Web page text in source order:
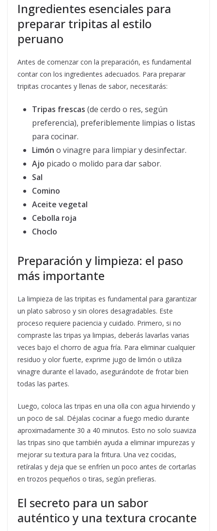
Ingredientes esenciales para
preparar tripitas al estilo
peruano
Antes de comenzar con la preparación, es fundamental
contar con los ingredientes adecuados. Para preparar
tripitas crocantes y llenas de sabor, necesitarás:
Tripas frescas (de cerdo o res, según
preferencia), preferiblemente limpias o listas
para cocinar.
Limón o vinagre para limpiar y desinfectar.
Ajo picado o molido para dar sabor.
Sal
Comino
Aceite vegetal
Cebolla roja
Choclo
Preparación y limpieza: el paso
más importante
La limpieza de las tripitas es fundamental para garantizar
un plato sabroso y sin olores desagradables. Este
proceso requiere paciencia y cuidado. Primero, si no
compraste las tripas ya limpias, deberás lavarlas varias
veces bajo el chorro de agua fría. Para eliminar cualquier
residuo y olor fuerte, exprime jugo de limón o utiliza
vinagre durante el lavado, asegurándote de frotar bien
todas las partes.
Luego, coloca las tripas en una olla con agua hirviendo y
un poco de sal. Déjalas cocinar a fuego medio durante
aproximadamente 30 a 40 minutos. Esto no solo suaviza
las tripas sino que también ayuda a eliminar impurezas y
mejorar su textura para la fritura. Una vez cocidas,
retíralas y deja que se enfríen un poco antes de cortarlas
en trozos pequeños o tiras, según prefieras.
El secreto para un sabor
auténtico y una textura crocante